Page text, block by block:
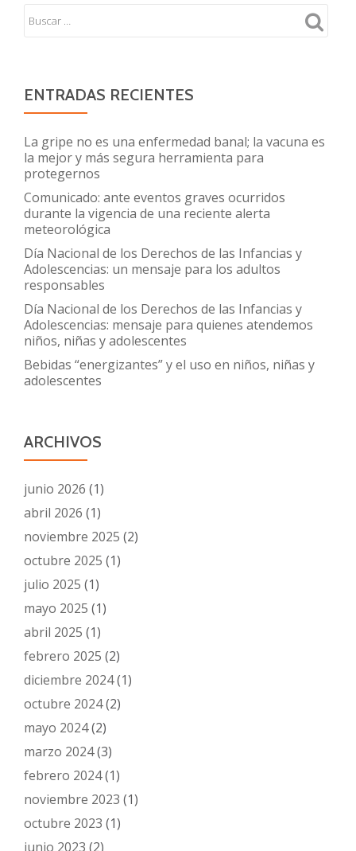
durante
ENTRADAS RECIENTES
La gripe no es una enfermedad banal; la vacuna es
la mejor y más segura herramienta para
protegernos
Comunicado: ante eventos graves ocurridos
durante la vigencia de una reciente alerta
meteorológica
Día Nacional de los Derechos de las Infancias y
Adolescencias: un mensaje para los adultos
responsables
Día Nacional de los Derechos de las Infancias y
Adolescencias: mensaje para quienes atendemos
niños, niñas y adolescentes
Bebidas “energizantes” y el uso en niños, niñas y
adolescentes
ARCHIVOS
junio 2026 (1)
abril 2026 (1)
noviembre 2025 (2)
octubre 2025 (1)
julio 2025 (1)
mayo 2025 (1)
abril 2025 (1)
febrero 2025 (2)
diciembre 2024(1)
octubre 2024(2)
mayo 2024(2)
marzo 2024(3)
febrero 2024(1)
noviembre 2023 (1)
octubre 2023 (1)
junio 2023 (2)